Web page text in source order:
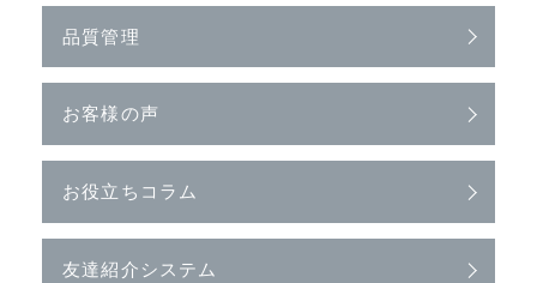
品質管理
お客様の声
お役立ちコラム
友達紹介システム